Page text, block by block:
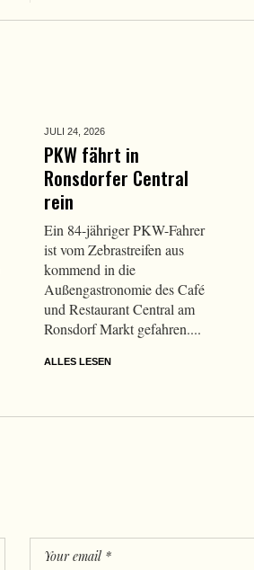
JULI 24, 2026
PKW fährt in
Ronsdorfer Central
rein
Ein 84-jähriger PKW-Fahrer
ist vom Zebrastreifen aus
kommend in die
Außengastronomie des Café
und Restaurant Central am
Ronsdorf Markt gefahren....
ALLES LESEN